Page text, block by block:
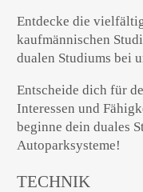
Entdecke die
kaufmännischen
dualen Studiums bei
Entscheide dich für
Interessen und
beginne dein duales
Autoparksysteme!
TECHNIK